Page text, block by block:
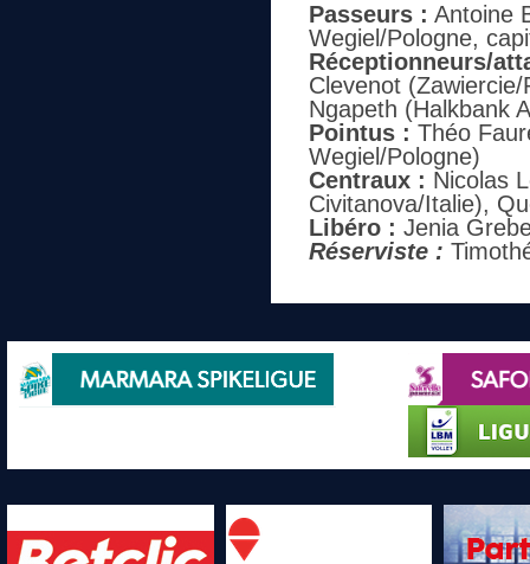
Passeurs : Antoine
Wegiel/Pologne,
Réceptionneurs/
Clevenot
Ngapeth (Halkbank
Pointus : Théo
Wegiel/Pologne)
Centraux : Nicolas
Civitanova/Italie),
Libéro : Jenia
Réserviste :